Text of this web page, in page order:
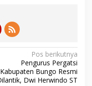
Pos berikutnya
Pengurus Pergatsi
Kabupaten Bungo Resmi
Dwi Herwindo ST